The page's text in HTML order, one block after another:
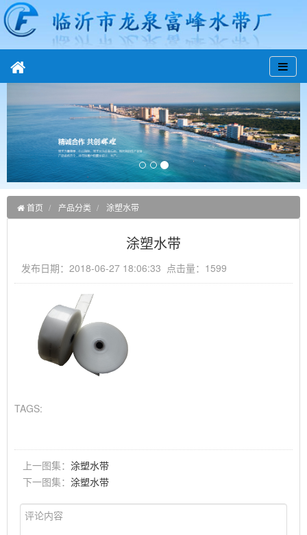
首页 产品分类 涂塑水带
涂塑水带
发布日期：2018-06-27 18:06:33 点击量：1599
TAGS:
上一图集： 涂塑水带
下一图集： 涂塑水带